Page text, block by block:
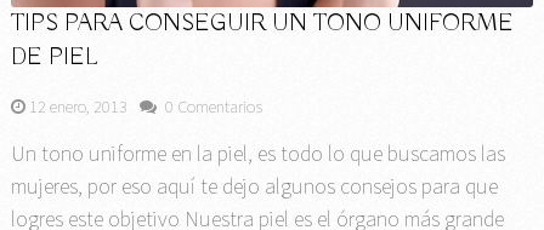
TIPS PARA CONSEGUIR UN TONO UNIFORME
DE PIEL
12 enero, 2013 0 Comentarios
Un tono uniforme en la piel, es todo lo que buscamos las
mujeres, por eso aquí te dejo algunos consejos para que
logres este objetivo Nuestra piel es el órgano más grande